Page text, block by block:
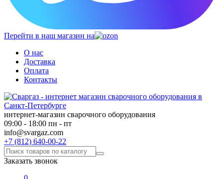
Перейти в наш магазин на
О нас
Доставка
Оплата
Контакты
интернет-магазин сварочного оборудования
09:00 - 18:00 пн - пт
info@svargaz.com
+7 (812) 640-00-22
Заказать звонок